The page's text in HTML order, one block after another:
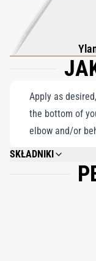
świeżość i
mahoniu. To więcej
wykraczająca poza
użytkownika do
która celebruje
kwiatowego luksusu
Apply as
the bottom of
elbow and/or
SKŁADNIKI
ALCOHOL DENAT.,
SALICYLATE,
METHOXYCINNAMATE,